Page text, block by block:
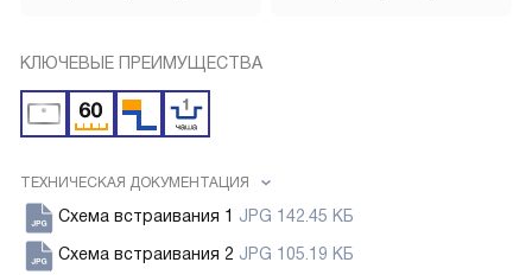
КЛЮЧЕВЫЕ ПРЕИМУЩЕСТВА
ТЕХНИЧЕСКАЯ ДОКУМЕНТАЦИЯ
Схема встраивания 1 JPG 142.45 КБ
Схема встраивания 2 JPG 105.19 КБ